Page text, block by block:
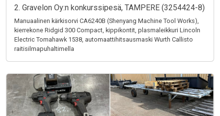
2. Gravelon Oy:n konkurssipesä, TAMPERE (3254424-8)
Manuaalinen kärkisorvi CA6240B (Shenyang Machine Tool Works),
kierrekone Ridgid 300 Compact, kippikontit, plasmaleikkuri Lincoln
Electric Tomahawk 1538, automaattihitsausmaski Wurth Callisto
raitisilmapuhaltimella